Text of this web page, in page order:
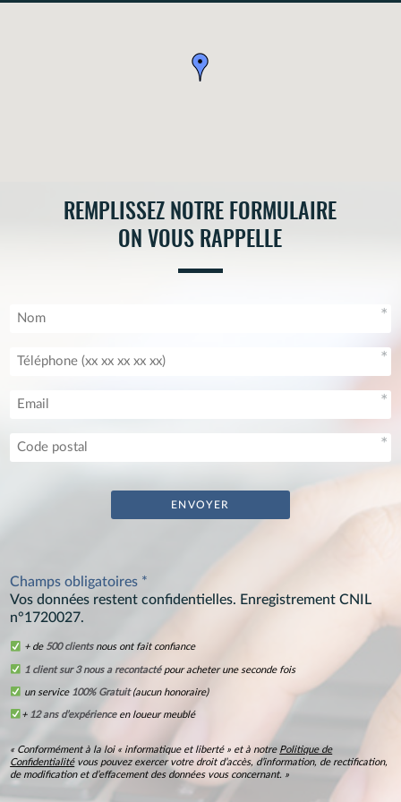
REMPLISSEZ NOTRE FORMULAIRE
ON VOUS RAPPELLE
Champs obligatoires *
Vos données restent confidentielles. Enregistrement CNIL
n°1720027.
+ de 500 clientsnous ont fait confiance
1 client sur 3 nous a recontactépour acheter une seconde fois
un service 100% Gratuit(aucun honoraire)
+12 ans d’expérienceen loueur meublé
« Conformément à la loi « informatique et liberté » et à notre Politique de
Confidentialitévous pouvez exercer votre droit d’accès, d’information, de rectification,
de modification et d’effacement des données vous concernant. »